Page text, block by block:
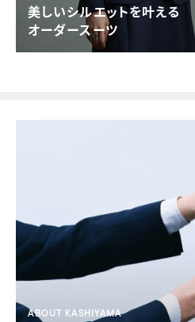
美しいシルエットを叶える
オーダースーツ
ABOUT KASHIYAMA